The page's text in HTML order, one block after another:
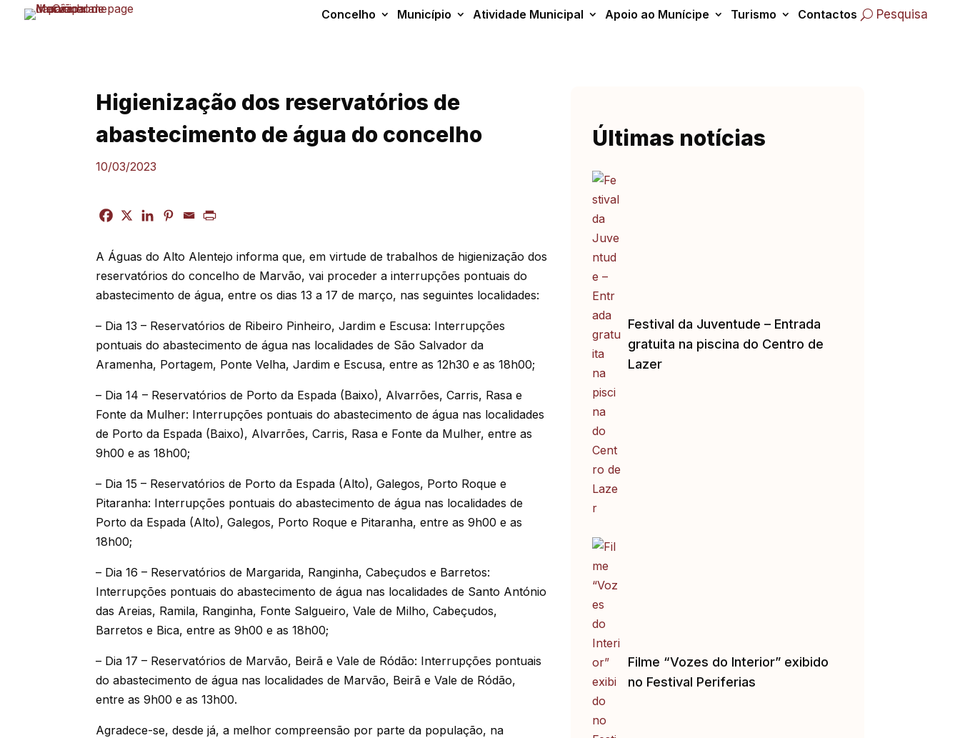
Concelho Município Atividade Municipal Apoio ao Munícipe Turismo Contactos Pesquisa
Higienização dos reservatórios de
abastecimento de água do concelho
10/03/2023
A Águas do Alto Alentejo informa que, em virtude de trabalhos de higienização dos
reservatórios do concelho de Marvão, vai proceder a interrupções pontuais do
abastecimento de água, entre os dias 13 a 17 de março, nas seguintes localidades:
– Dia 13 – Reservatórios de Ribeiro Pinheiro, Jardim e Escusa: Interrupções
pontuais do abastecimento de água nas localidades de São Salvador da
Aramenha, Portagem, Ponte Velha, Jardim e Escusa, entre as 12h30 e as 18h00;
– Dia 14 – Reservatórios de Porto da Espada (Baixo), Alvarrões, Carris, Rasa e
Fonte da Mulher: Interrupções pontuais do abastecimento de água nas localidades
de Porto da Espada (Baixo), Alvarrões, Carris, Rasa e Fonte da Mulher, entre as
9h00 e as 18h00;
– Dia 15 – Reservatórios de Porto da Espada (Alto), Galegos, Porto Roque e
Pitaranha: Interrupções pontuais do abastecimento de água nas localidades de
Porto da Espada (Alto), Galegos, Porto Roque e Pitaranha, entre as 9h00 e as
18h00;
– Dia 16 – Reservatórios de Margarida, Ranginha, Cabeçudos e Barretos:
Interrupções pontuais do abastecimento de água nas localidades de Santo António
das Areias, Ramila, Ranginha, Fonte Salgueiro, Vale de Milho, Cabeçudos,
Barretos e Bica, entre as 9h00 e as 18h00;
– Dia 17 – Reservatórios de Marvão, Beirã e Vale de Ródão: Interrupções pontuais
do abastecimento de água nas localidades de Marvão, Beirã e Vale de Ródão,
entre as 9h00 e as 13h00.
Agradece-se, desde já, a melhor compreensão por parte da população, na
Últimas notícias
Festival da Juventude – Entrada
gratuita na piscina do Centro de
Lazer
Filme “Vozes do Interior” exibido
no Festival Periferias